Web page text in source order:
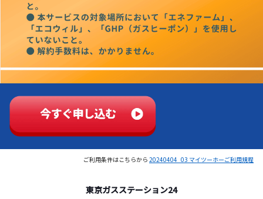
ご利用条件はこちらから 20240404_03 マイツーホーご利用規程
東京ガスステーション24